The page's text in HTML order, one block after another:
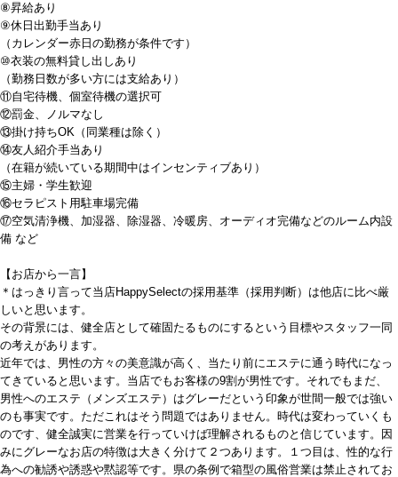
⑧昇給あり
⑨休日出勤手当あり
（カレンダー赤日の勤務が条件です）
⑩衣装の無料貸し出しあり
（勤務日数が多い方には支給あり）
⑪自宅待機、個室待機の選択可
⑫罰金、ノルマなし
⑬掛け持ちOK（同業種は除く）
⑭友人紹介手当あり
（在籍が続いている期間中はインセンティブあり）
⑮主婦・学生歓迎
⑯セラピスト用駐車場完備
⑰空気清浄機、加湿器、除湿器、冷暖房、オーディオ完備などのルーム内設
備 など
【お店から一言】
＊はっきり言って当店HappySelectの採用基準（採用判断）は他店に比べ厳
しいと思います。
その背景には、健全店として確固たるものにするという目標やスタッフ一同
の考えがあります。
近年では、男性の方々の美意識が高く、当たり前にエステに通う時代になっ
てきていると思います。当店でもお客様の9割が男性です。それでもまだ、
男性へのエステ（メンズエステ）はグレーだという印象が世間一般では強い
のも事実です。ただこれはそう問題ではありません。時代は変わっていくも
のです、健全誠実に営業を行っていけば理解されるものと信じています。因
みにグレーなお店の特徴は大きく分けて２つあります。１つ目は、性的な行
為への勧誘や誘惑や黙認等です。県の条例で箱型の風俗営業は禁止されてお